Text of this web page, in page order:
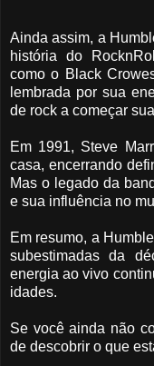
Ainda assim, a
história do
como o Black
lembrada por sua
de rock a começar
Em 1991, Steve
casa, encerrando
Mas o legado da
e sua influência no
Em resumo, a
subestimadas da
energia ao vivo
idades.
Se você ainda não
de descobrir o que